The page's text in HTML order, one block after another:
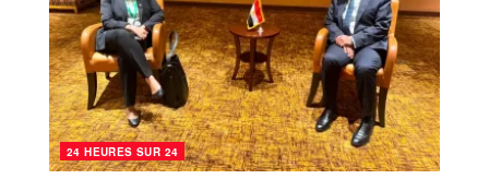
24 HEURES SUR 24